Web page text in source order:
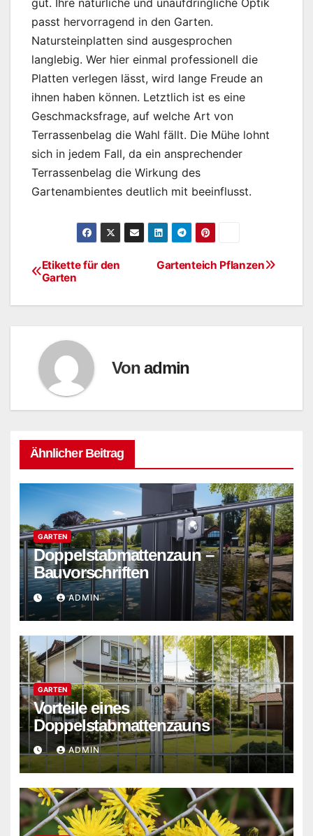
passt hervorragend in den Garten.
Natursteinplatten sind ausgesprochen
langlebig. Wer hier einmal professionell die
Platten verlegen lässt, wird lange Freude an
ihnen haben können. Letztlich ist es eine
Geschmacksfrage, auf welche Art von
Terrassenbelag die Wahl fällt. Die Mühe lohnt
sich in jedem Fall, da ein ansprechender
Terrassenbelag die Wirkung des
Gartenambientes deutlich mit beeinflusst.
Beitragsnavigation
Gartenteich Pflanzen
Etikette für den
Garten
Vonadmin
Ähnlicher Beitrag
GARTEN
Doppelstabmattenzaun –
Bauvorschriften
ADMIN
GARTEN
Vorteile eines
Doppelstabmattenzauns
ADMIN